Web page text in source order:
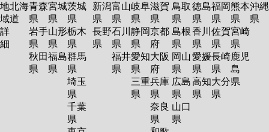
地
域
詳
細
北海
道
青森
県
岩手
県
秋田
県
宮城
県
山形
県
福島
県
茨城
県
栃木
県
群馬
県
埼玉
県
千葉
県
新潟
県
長野
県
富山
県
石川
県
福井
県
岐阜
県
静岡
県
愛知
県
三重
県
滋賀
県
京都
府
大阪
府
兵庫
県
奈良
県
鳥取
県
島根
県
岡山
県
広島
県
山口
県
徳島
県
香川
県
愛媛
県
高知
県
福岡
県
佐賀
県
長崎
県
大分
県
熊本
県
宮崎
県
鹿児
島
県
沖縄
県